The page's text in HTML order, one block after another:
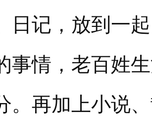
日记，放到一
事情，老百姓
。再加上小说